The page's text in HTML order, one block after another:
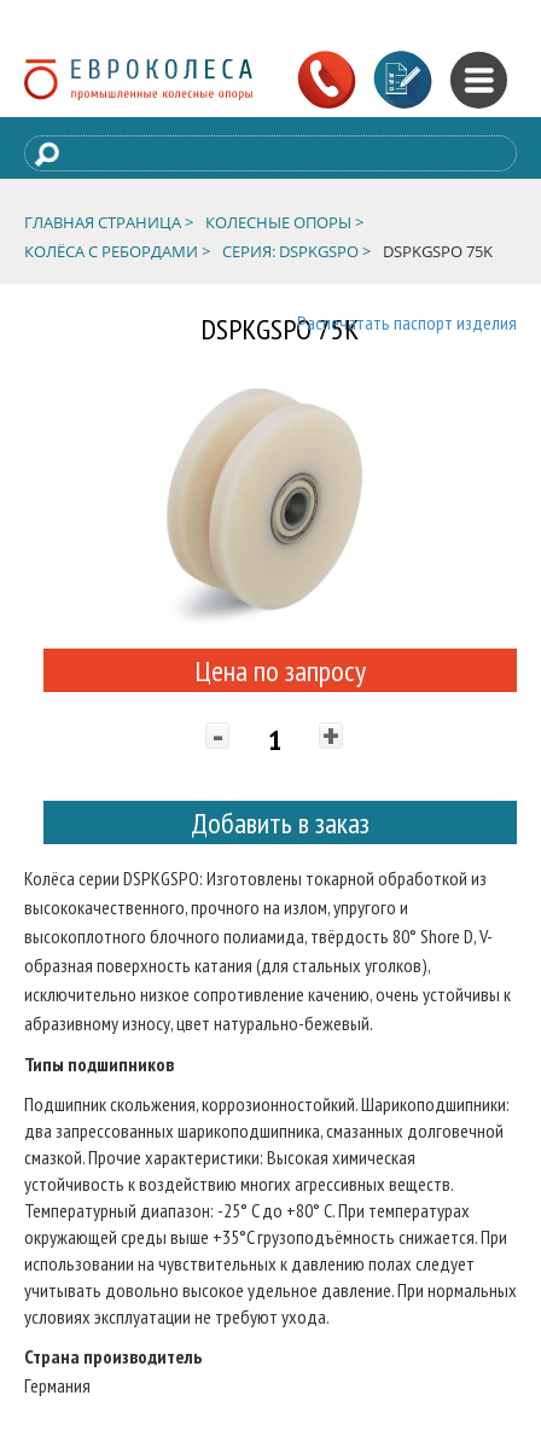
ГЛАВНАЯ СТРАНИЦА >
КОЛЕСНЫЕ ОПОРЫ >
КОЛЁСА С РЕБОРДАМИ > СЕРИЯ: DSPKGSPO > DSPKGSPO 75K
DSPKGSPO 75KРаспечатать паспорт изделия
Цена по запросу
- +
Добавить в заказ
Колёса серии DSPKGSPO: Изготовлены токарной обработкой из
высококачественного, прочного на излом, упругого и
высокоплотного блочного полиамида, твёрдость 80° Shore D, V-
образная поверхность катания (для стальных уголков),
исключительно низкое сопротивление качению, очень устойчивы к
абразивному износу, цвет натурально-бежевый.
Типы подшипников
Подшипник скольжения, коррозионностойкий. Шарикоподшипники:
два запрессованных шарикоподшипника, смазанных долговечной
смазкой. Прочие характеристики: Высокая химическая
устойчивость к воздействию многих агрессивных веществ.
Температурный диапазон: -25° C до +80° C. При температурах
окружающей среды выше +35°C грузоподъёмность снижается. При
использовании на чувствительных к давлению полах следует
учитывать довольно высокое удельное давление. При нормальных
условиях эксплуатации не требуют ухода.
Страна производитель
Германия